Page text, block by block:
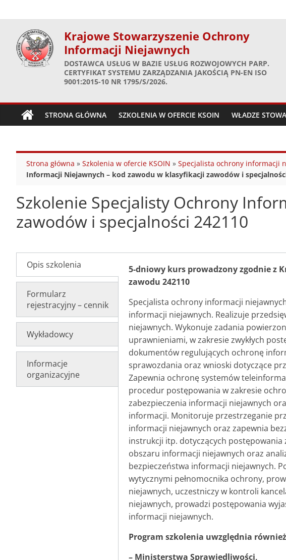
to
content
Krajowe Stowarzyszenie Ochrony
Informacji Niejawnych
DOSTAWCA USŁUG W BAZIE USŁUG ROZWOJOWYCH PARP.
CERTYFIKAT SYSTEMU ZARZĄDZANIA JAKOŚCIĄ PN-EN ISO
9001:2015-10 NR 1795/S/2026.
STRONA GŁÓWNA SZKOLENIA W OFERCIE KSOIN WŁADZE
Strona główna » Szkolenia w ofercie KSOIN » Specjalista ochrony informacji
Informacji Niejawnych – kod zawodu w klasyfikacji zawodów i
Szkolenie Specjalisty Ochrony
zawodów i specjalności 242110
Opis szkolenia
Formularz
rejestracyjny – cennik
Wykładowcy
Informacje
organizacyjne
5-dniowy kurs prowadzony zgodnie z
zawodu 242110
Specjalista ochrony informacji
informacji niejawnych. Realizuje
niejawnych. Wykonuje zadania
uprawnieniami, w zakresie zwykłych
dokumentów regulujących ochronę
sprawozdania oraz wnioski dotyczące
Zapewnia ochronę systemów
procedur postępowania w zakresie
zabezpieczenia informacji niejawnych
informacji. Monitoruje przestrzeganie
informacji niejawnych oraz zapewnia
instrukcji itp. dotyczących
obszaru informacji niejawnych oraz
bezpieczeństwa informacji niejawnych.
wytycznymi pełnomocnika ochrony,
niejawnych, uczestniczy w kontroli
niejawnych, prowadzi postępowania
informacji niejawnych.
Program szkolenia uwzględnia
– Ministerstwa Sprawiedliwości,